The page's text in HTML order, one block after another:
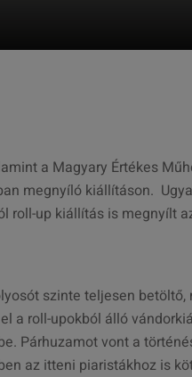
a Magyary Értékes
megnyíló kiállításon.
roll-up kiállítás is megnyílt
szinte teljesen betöltő,
a roll-upokból álló
Párhuzamot vont a
az itteni piaristákhoz is